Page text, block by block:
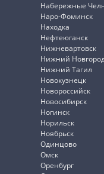
Набережные
Наро-Фоминск
Находка
Нефтеюганск
Нижневартовск
Нижний
Нижний Тагил
Новокузнецк
Новороссийск
Новосибирск
Ногинск
Норильск
Ноябрьск
Одинцово
Омск
Оренбург